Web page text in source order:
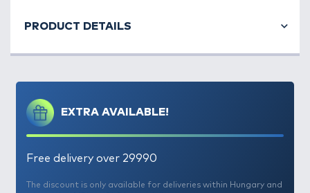
A Haldorádó paletta lehetőségei immár a különféle
ragadozóhalas technikák kedvelőit is kiszolgálják. E
fejlesztésünk keretein belül mutatjuk most be a
legújabb Predator Lures wobbler-kollekciónkat!
hatékony, sokoldalú csali, ami olyan horgászok
EXTRA AVAILABLE!
Free delivery over 29990
The discount is only available for deliveries within Hungary and
PRODUCT DETAILS